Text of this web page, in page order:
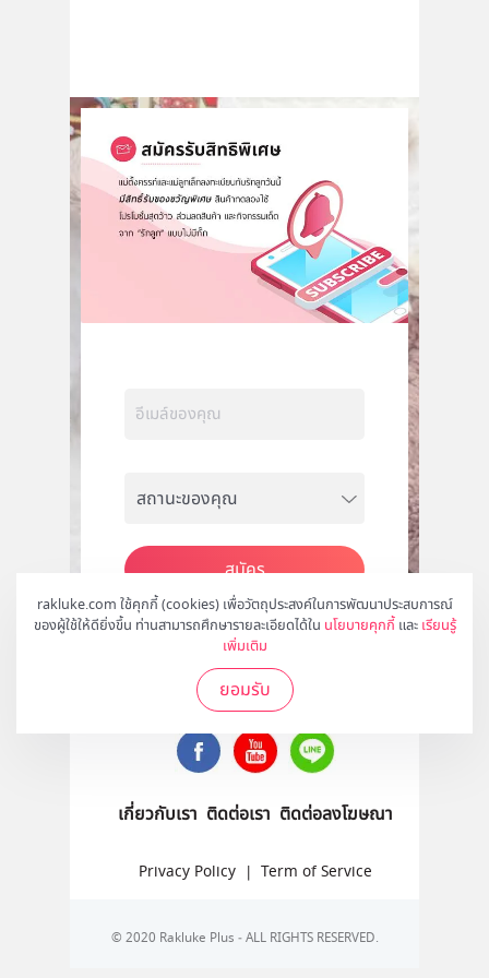
rakluke.com ใช้คุกกี้ (cookies) เพื่อวัตถุประสงค์ในการพัฒนาประสบการณ์
ของผู้ใช้ให้ดียิ่งขึ้น ท่านสามารถศึกษารายละเอียดได้ใน นโยบายคุกกี้ และ เรียนรู้
เพิ่มเติม
ยอมรับ
สมัคร
ติดตามเราได้ที่
เกี่ยวกับเรา ติดต่อเรา ติดต่อลงโฆษณา
Privacy Policy | Term of Service
© 2020 Rakluke Plus - ALL RIGHTS RESERVED.